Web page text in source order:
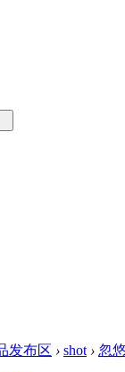
发布区 › shot › 忽